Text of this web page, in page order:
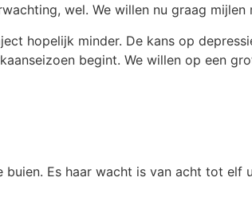
wel. We willen nu graag mijlen
hopelijk minder. De kans op
begint. We willen op een
Es haar wacht is van acht tot elf